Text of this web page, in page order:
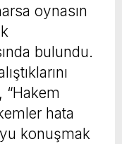
oynasın
bulundu.
“Hakem
hata
konuşmak